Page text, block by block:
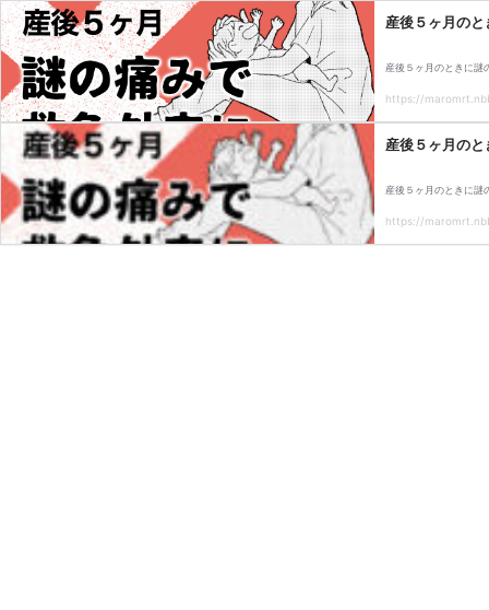
産後５ヶ月の
産後５ヶ月のときに謎
https://
産後５ヶ月の
産後５ヶ月のときに謎
https://